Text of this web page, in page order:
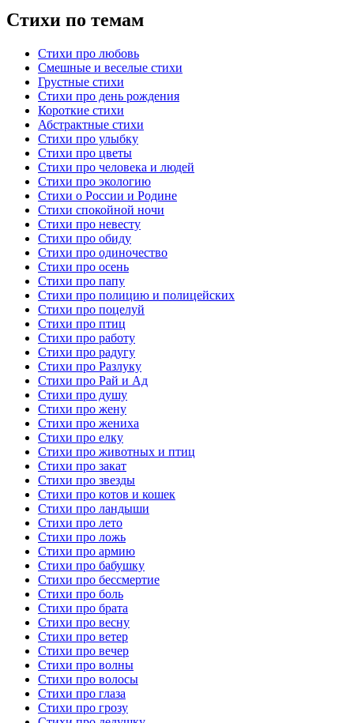
Стихи по темам
Стихи про любовь
Смешные и веселые стихи
Грустные стихи
Стихи про день рождения
Короткие стихи
Абстрактные стихи
Стихи про улыбку
Стихи про цветы
Стихи про человека и людей
Стихи про экологию
Стихи о России и Родине
Стихи спокойной ночи
Стихи про невесту
Стихи про обиду
Стихи про одиночество
Стихи про осень
Стихи про папу
Стихи про полицию и полицейских
Стихи про поцелуй
Стихи про птиц
Стихи про работу
Стихи про радугу
Стихи про Разлуку
Стихи про Рай и Ад
Стихи про душу
Стихи про жену
Стихи про жениха
Стихи про елку
Стихи про животных и птиц
Стихи про закат
Стихи про звезды
Стихи про котов и кошек
Стихи про ландыши
Стихи про лето
Стихи про ложь
Стихи про армию
Стихи про бабушку
Стихи про бессмертие
Стихи про боль
Стихи про брата
Стихи про весну
Стихи про ветер
Стихи про вечер
Стихи про волны
Стихи про волосы
Стихи про глаза
Стихи про грозу